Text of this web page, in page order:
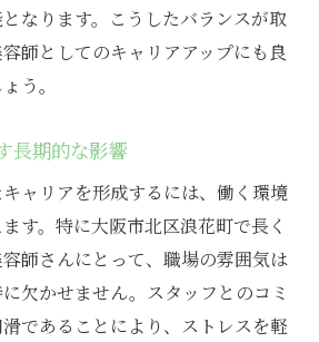
なります。こうしたバランスが取
師としてのキャリアアップにも良
う。
長期的な影響
ャリアを形成するには、働く環境
す。特に大阪市北区浪花町で長く
師さんにとって、職場の雰囲気は
欠かせません。スタッフとのコミ
であることにより、ストレスを軽